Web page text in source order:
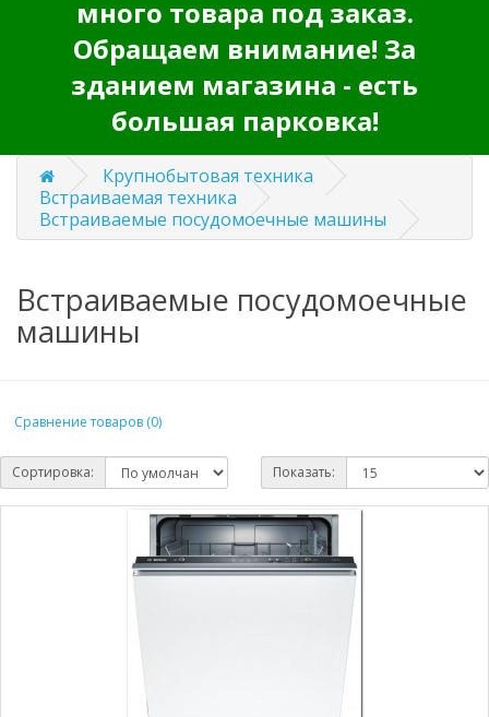
много товара под заказ.
Обращаем внимание! За
зданием магазина - есть
большая парковка!
Крупнобытовая техника
Встраиваемая техника
Встраиваемые посудомоечные машины
Встраиваемые посудомоечные
машины
Сравнение товаров (0)
Сортировка: Показать: